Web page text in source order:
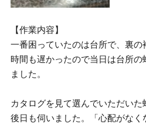
【作業内容】
一番困っていたのは台所で、裏の
時間も遅かったので当日は台所の
ました。
カタログを見て選んでいただい
後日も伺いました。「心配がな